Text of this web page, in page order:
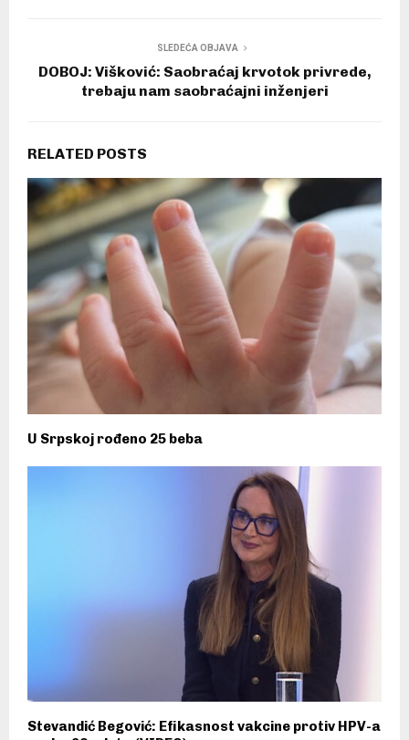
SLEDEĆA OBJAVA
DOBOJ: Višković: Saobraćaj krvotok privrede,
trebaju nam saobraćajni inženjeri
RELATED POSTS
U Srpskoj rođeno 25 beba
Stevandić Begović: Efikasnost vakcine protiv HPV-a